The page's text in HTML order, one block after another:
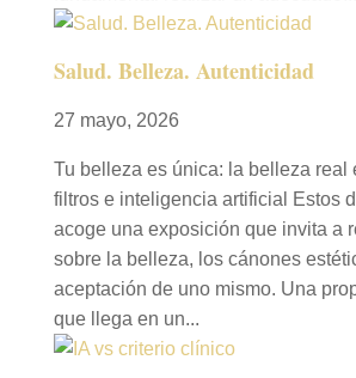
Salud. Belleza. Autenticidad
27 mayo, 2026
Tu belleza es única: la belleza real
filtros e inteligencia artificial Estos
acoge una exposición que invita a
sobre la belleza, los cánones
aceptación de uno mismo. Una
que llega en un...